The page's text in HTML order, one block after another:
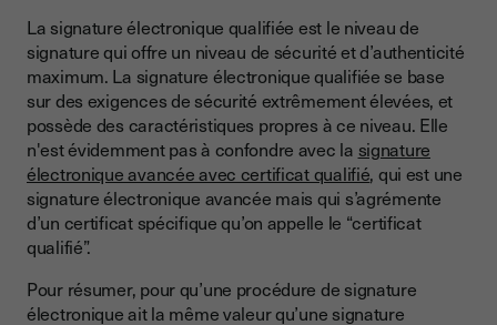
La signature électronique qualifiée est le niveau de
signature qui offre un niveau de sécurité et d’authenticité
maximum. La signature électronique qualifiée se base
sur des exigences de sécurité extrêmement élevées, et
possède des caractéristiques propres à ce niveau. Elle
n'est évidemment pas à confondre avec la signature
électronique avancée avec certificat qualifié, qui est une
signature électronique avancée mais qui s’agrémente
d’un certificat spécifique qu’on appelle le “certificat
qualifié”.
Pour résumer, pour qu’une procédure de signature
électronique ait la même valeur qu’une signature